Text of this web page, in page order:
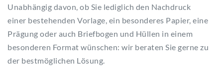
Unabhängig davon, ob Sie lediglich den Nachdruck
einer bestehenden Vorlage, ein besonderes Papier, eine
Prägung oder auch Briefbogen und Hüllen in einem
besonderen Format wünschen: wir beraten Sie gerne zu
der bestmöglichen Lösung.